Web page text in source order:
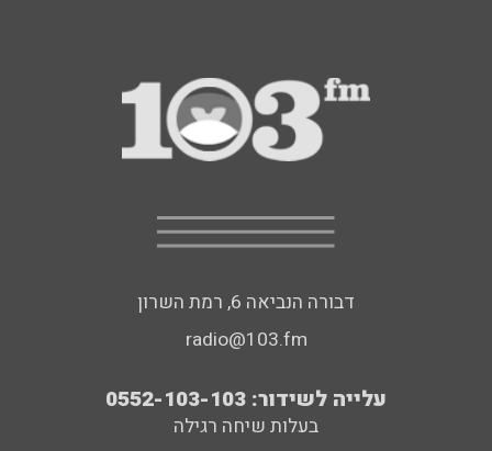
דבורה הנביאה 6, רמת השרון
radio@103.fm
עלייה לשידור: 0552-103-103
בעלות שיחה רגילה